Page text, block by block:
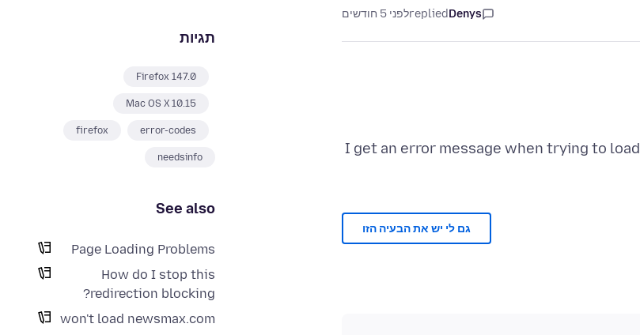
תגיות
Firefox 147.0
Mac OS X 10.15
error-codes
firefox
needsinfo
See also
Page Loading Problems
How do I stop this
redirection blocking?
won't load newsmax.com
Denys
repliedלפני 5 חודשים
I get an error message when trying to load
גם לי יש את הבעיה הזו